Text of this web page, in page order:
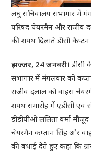
लघु सचिवालय सभागार में
परिषद चेयरमैन और राजीव
की शपथ दिलाते डीसी कैप्टन
झज्जर, 24 जनवरी। डीसी
सभागार में मंगलवार को
राजीव दलाल को वाइस
शपथ समारोह में एडीसी एवं
डीडीपीओ ललिता वर्मा
चेयरमैन कप्तान सिंह और
की बधाई देते हुए कहा कि